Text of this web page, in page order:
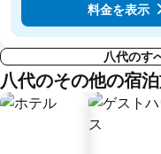
料金を表示
八代のす
八代のその他の宿